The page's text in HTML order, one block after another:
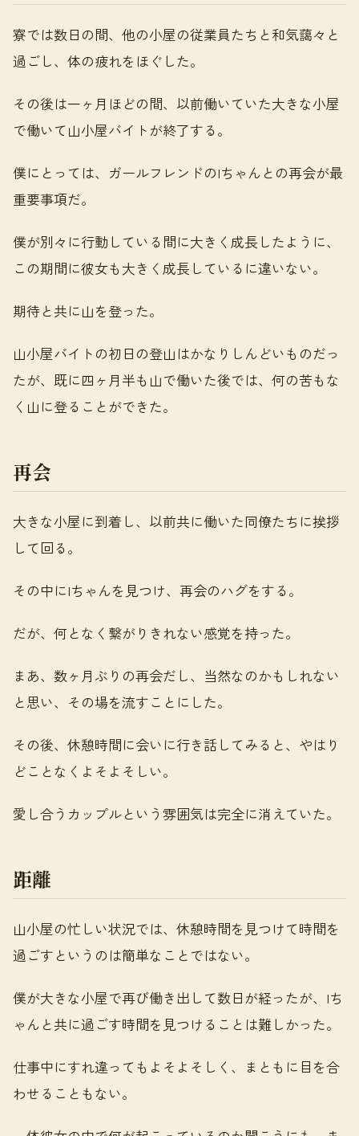
寮では数日の間、他の小屋の従業員たちと和気藹々と
過ごし、体の疲れをほぐした。
その後は一ヶ月ほどの間、以前働いていた大きな小屋
で働いて山小屋バイトが終了する。
僕にとっては、ガールフレンドのIちゃんとの再会が最
重要事項だ。
僕が別々に行動している間に大きく成長したように、
この期間に彼女も大きく成長しているに違いない。
期待と共に山を登った。
山小屋バイトの初日の登山はかなりしんどいものだっ
たが、既に四ヶ月半も山で働いた後では、何の苦もな
く山に登ることができた。
再会
大きな小屋に到着し、以前共に働いた同僚たちに挨拶
して回る。
その中にIちゃんを見つけ、再会のハグをする。
だが、何となく繋がりきれない感覚を持った。
まあ、数ヶ月ぶりの再会だし、当然なのかもしれない
と思い、その場を流すことにした。
その後、休憩時間に会いに行き話してみると、やはり
どことなくよそよそしい。
愛し合うカップルという雰囲気は完全に消えていた。
距離
山小屋の忙しい状況では、休憩時間を見つけて時間を
過ごすというのは簡単なことではない。
僕が大きな小屋で再び働き出して数日が経ったが、Iち
ゃんと共に過ごす時間を見つけることは難しかった。
仕事中にすれ違ってもよそよそしく、まともに目を合
わせることもない。